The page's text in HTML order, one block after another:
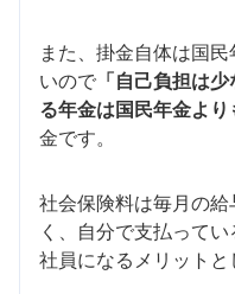
また、掛金自体は国
いので 「自己負担は
る年金は国民年金より
金です。
社会保険料は毎月の
く、自分で支払って
社員になるメリットと